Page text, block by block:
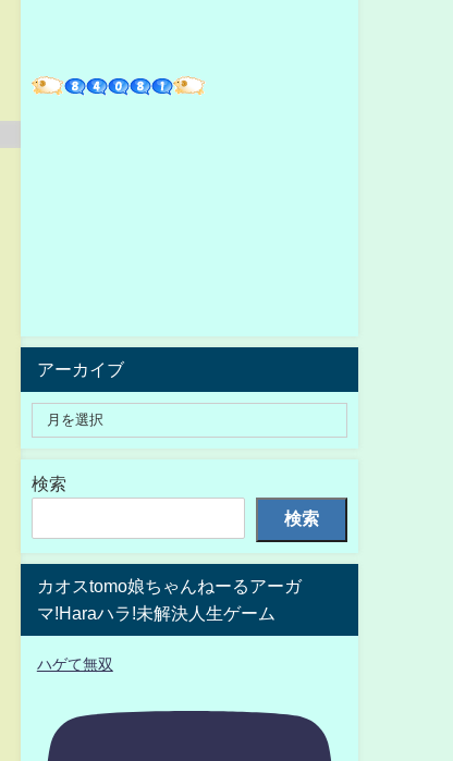
アーカイブ
検索
検索
カオスtomo娘ちゃんねーるアーガ
マ!Haraハラ!未解決人生ゲーム
ハゲて無双